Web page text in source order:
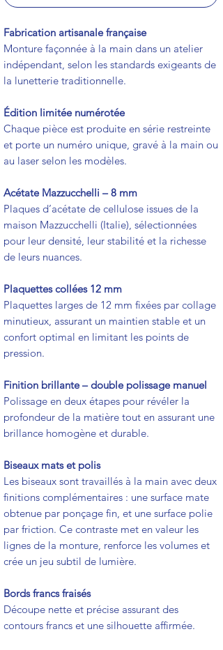
Fabrication artisanale française
Monture façonnée à la main dans un atelier
indépendant, selon les standards exigeants de
la lunetterie traditionnelle.
Édition limitée numérotée
Chaque pièce est produite en série restreinte
et porte un numéro unique, gravé à la main ou
au laser selon les modèles.
Acétate Mazzucchelli – 8 mm
Plaques d’acétate de cellulose issues de la
maison Mazzucchelli (Italie), sélectionnées
pour leur densité, leur stabilité et la richesse
de leurs nuances.
Plaquettes collées 12 mm
Plaquettes larges de 12 mm fixées par collage
minutieux, assurant un maintien stable et un
confort optimal en limitant les points de
pression.
Finition brillante – double polissage manuel
Polissage en deux étapes pour révéler la
profondeur de la matière tout en assurant une
brillance homogène et durable.
Biseaux mats et polis
Les biseaux sont travaillés à la main avec deux
finitions complémentaires : une surface mate
obtenue par ponçage fin, et une surface polie
par friction. Ce contraste met en valeur les
lignes de la monture, renforce les volumes et
crée un jeu subtil de lumière.
Bords francs fraisés
Découpe nette et précise assurant des
contours francs et une silhouette affirmée.